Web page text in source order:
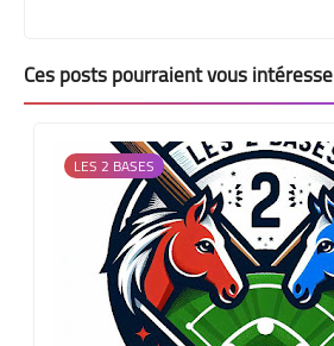
Ces posts pourraient vous
LES 2 BASES